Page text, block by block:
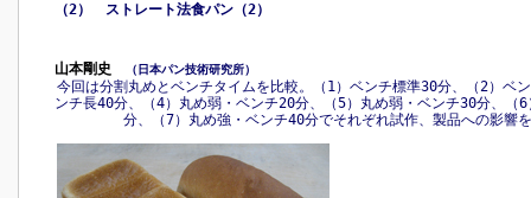
（2） ストレート法食パン（2）
山本剛史 （日本パン技術研究所）
今回は分割丸めとベンチタイムを比較。（1）ベンチ標準30分、（2）ベ
ンチ長40分、（4）丸め弱・ベンチ20分、（5）丸め弱・ベンチ30分、（
分、（7）丸め強・ベンチ40分でそれぞれ試作、製品への影響